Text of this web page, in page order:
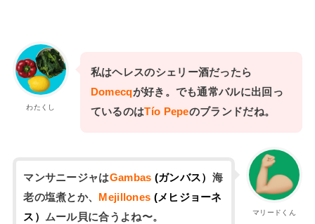
わたくし
私はヘレスのシェリー酒だったら
Domecqが好き。でも通常バルに出回っ
ているのはTío Pepeのブランドだね。
マリードくん
マンサニージャはGambas (ガンバス） 海
老の塩煮とか、
Mejillones (メヒジョーネ
ス） ムール貝に合うよね〜。